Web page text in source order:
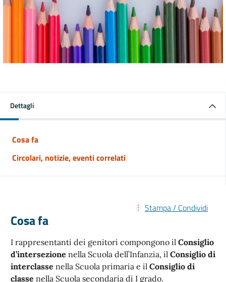
Dettagli
Cosa fa
Circolari, notizie, eventi correlati
Stampa / Condividi
Cosa fa
I rappresentanti dei genitori compongono il Consiglio
d’intersezione nella Scuola dell’Infanzia, il Consiglio di
interclasse nella Scuola primaria e il Consiglio di
classe nella Scuola secondaria di I grado.